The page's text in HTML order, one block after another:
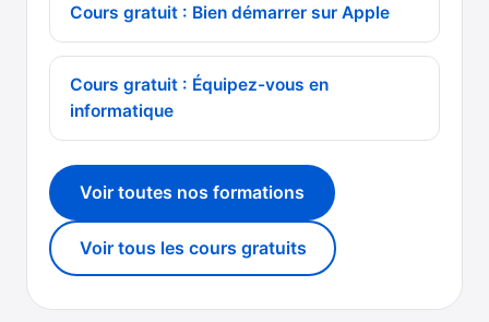
Cours gratuit : Bien démarrer sur Apple
Cours gratuit : Équipez-vous en
informatique
Voir toutes nos formations
Voir tous les cours gratuits